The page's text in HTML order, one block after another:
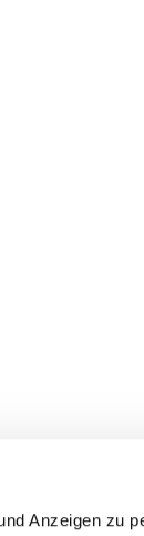
Anzeigen zu